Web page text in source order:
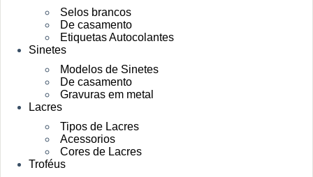
Selos brancos
De casamento
Etiquetas Autocolantes
Sinetes
Modelos de Sinetes
De casamento
Gravuras em metal
Lacres
Tipos de Lacres
Acessorios
Cores de Lacres
Troféus